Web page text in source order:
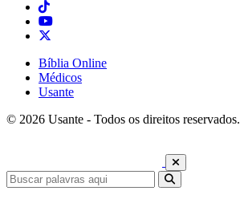
Bíblia Online
Médicos
Usante
© 2026 Usante - Todos os direitos reservados.